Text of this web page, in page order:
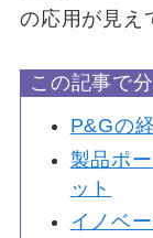
の応用が見え
この記事で
P&Gの
製品ポ
ット
イノベ